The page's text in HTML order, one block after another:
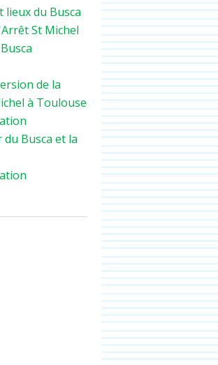
lieux du Busca
St Michel
de la
à Toulouse
Busca et la